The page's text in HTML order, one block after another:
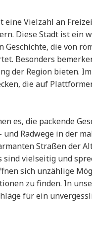
eine Vielzahl an
Diese Stadt ist ein
die von
Besonders
der Region bieten.
die auf
es, die packende
Radwege in der
Straßen der
vielseitig und
sich unzählige
zu finden. In
für ein